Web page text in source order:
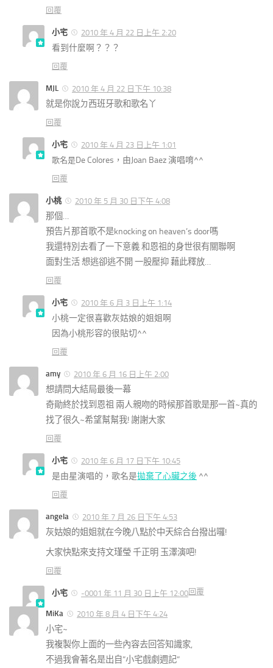
回覆
小宅 2010 年 4 月 22 日上午 2:20
看到什麼啊？？？
回覆
MJL 2010 年 4 月 22 日下午 10:38
就是你說ㄉ西班牙歌和歌名丫
回覆
小宅
2010 年 4 月 23 日上午 1:01
歌名是De Colores，由Joan Baez 演唱唷^^
回覆
小桃 2010 年 5 月 30 日下午 4:08
那個…
預告片那首歌不是knocking on heaven’s door嗎
我還特別去看了一下意義 和恩祖的身世很有關聯啊
面對生活 想逃卻逃不開 一股壓抑 藉此釋放…
回覆
小宅 2010 年 6 月 3 日上午 1:14
小桃一定很喜歡灰姑娘的姐姐啊
因為小桃形容的很貼切^^
回覆
amy 2010 年 6 月 16 日上午 2:00
想請問大結局最後一幕
奇勛終於找到恩祖 兩人親吻的時候那首歌是那一首~真的
找了很久~希望幫幫我! 謝謝大家
回覆
小宅 2010 年 6 月 17 日下午 10:45
是由星演唱的，歌名是拋棄了心臟之後 ^^
回覆
angela 2010 年 7 月 26 日下午 4:53
灰姑娘的姐姐就在今晚八點於中天綜合台撥出囉!
大家快點來支持文瑾瑩 千正明 玉澤演吧!
回覆
小宅 -0001 年 11 月 30 日上午 12:00回覆
MiKa 2010 年 8 月 4 日下午 4:24
小宅~
我複製你上面的一些內容去回答知識家,
不過我會著名是出自”小宅戲劇週記”